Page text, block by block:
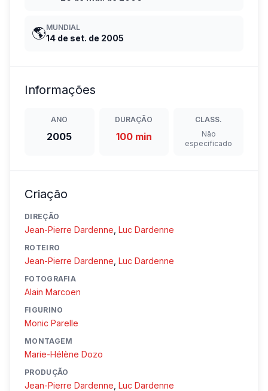
🌎MUNDIAL
14 de set. de 2005
Informações
ANO
2005
DURAÇÃO
100 min
CLASS.
Não
especificado
Criação
DIREÇÃO
Jean-Pierre Dardenne Luc Dardenne
ROTEIRO
Jean-Pierre Dardenne Luc Dardenne
FOTOGRAFIA
Alain Marcoen
FIGURINO
Monic Parelle
MONTAGEM
Marie-Hélène Dozo
PRODUÇÃO
Jean-Pierre Dardenne Luc Dardenne